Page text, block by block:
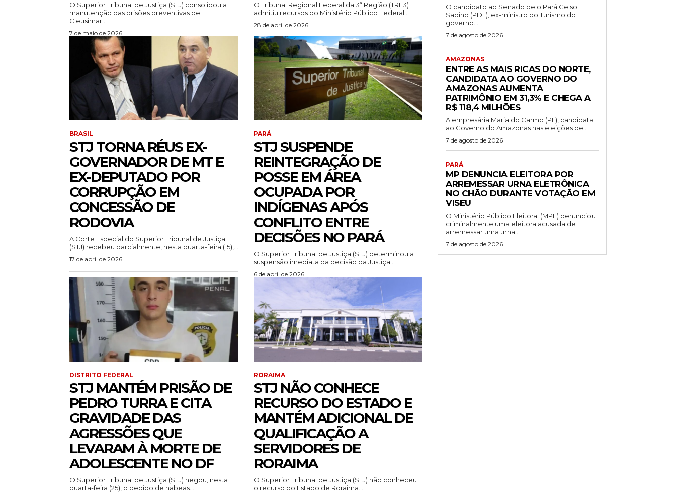
O Superior Tribunal de Justiça (STJ) consolidou a
manutenção das prisões preventivas de
Cleusimar...
7 de maio de 2026
O Tribunal Regional Federal da 3ª Região (TRF3)
admitiu recursos do Ministério Público Federal...
28 de abril de 2026
BRASIL
STJ TORNA RÉUS EX-
GOVERNADOR DE MT E
EX-DEPUTADO POR
CORRUPÇÃO EM
CONCESSÃO DE
RODOVIA
A Corte Especial do Superior Tribunal de Justiça
(STJ) recebeu parcialmente, nesta quarta-feira (15),...
17 de abril de 2026
PARÁ
STJ SUSPENDE
REINTEGRAÇÃO DE
POSSE EM ÁREA
OCUPADA POR
INDÍGENAS APÓS
CONFLITO ENTRE
DECISÕES NO PARÁ
O Superior Tribunal de Justiça (STJ) determinou a
suspensão imediata da decisão da Justiça...
6 de abril de 2026
DISTRITO FEDERAL
STJ MANTÉM PRISÃO DE
PEDRO TURRA E CITA
GRAVIDADE DAS
AGRESSÕES QUE
LEVARAM À MORTE DE
ADOLESCENTE NO DF
O Superior Tribunal de Justiça (STJ) negou, nesta
quarta-feira (25), o pedido de habeas...
RORAIMA
STJ NÃO CONHECE
RECURSO DO ESTADO E
MANTÉM ADICIONAL DE
QUALIFICAÇÃO A
SERVIDORES DE
RORAIMA
O Superior Tribunal de Justiça (STJ) não conheceu
o recurso do Estado de Roraima...
O candidato ao Senado pelo Pará Celso
Sabino (PDT), ex-ministro do Turismo do
governo...
7 de agosto de 2026
AMAZONAS
ENTRE AS MAIS RICAS DO NORTE,
CANDIDATA AO GOVERNO DO
AMAZONAS AUMENTA
PATRIMÔNIO EM 31,3% E CHEGA A
R$ 118,4 MILHÕES
A empresária Maria do Carmo (PL), candidata
ao Governo do Amazonas nas eleições de...
7 de agosto de 2026
PARÁ
MP DENUNCIA ELEITORA POR
ARREMESSAR URNA ELETRÔNICA
NO CHÃO DURANTE VOTAÇÃO EM
VISEU
O Ministério Público Eleitoral (MPE) denunciou
criminalmente uma eleitora acusada de
arremessar uma urna...
7 de agosto de 2026